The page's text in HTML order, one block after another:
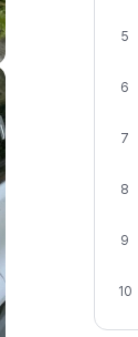
5
6
7
8
9
10